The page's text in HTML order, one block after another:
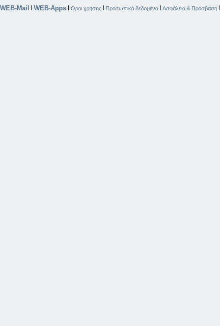
WEB-Mail | WEB-Apps |Όροι χρήσης | Προσωπικά δεδομένα | Ασφάλεια & Πρόσβαση